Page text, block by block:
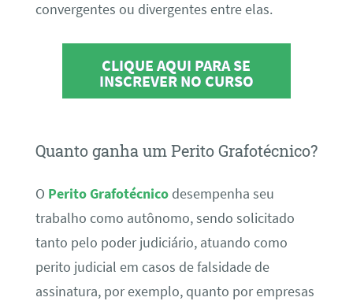
convergentes ou divergentes entre elas.
CLIQUE AQUI PARA SE
INSCREVER NO CURSO
Quanto ganha um Perito Grafotécnico?
O Perito Grafotécnicodesempenha seu
trabalho como autônomo, sendo solicitado
tanto pelo poder judiciário, atuando como
perito judicial em casos de falsidade de
assinatura, por exemplo, quanto por empresas